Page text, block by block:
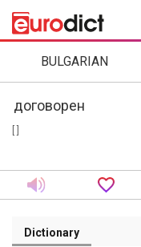
BULGARIAN
Dictionary